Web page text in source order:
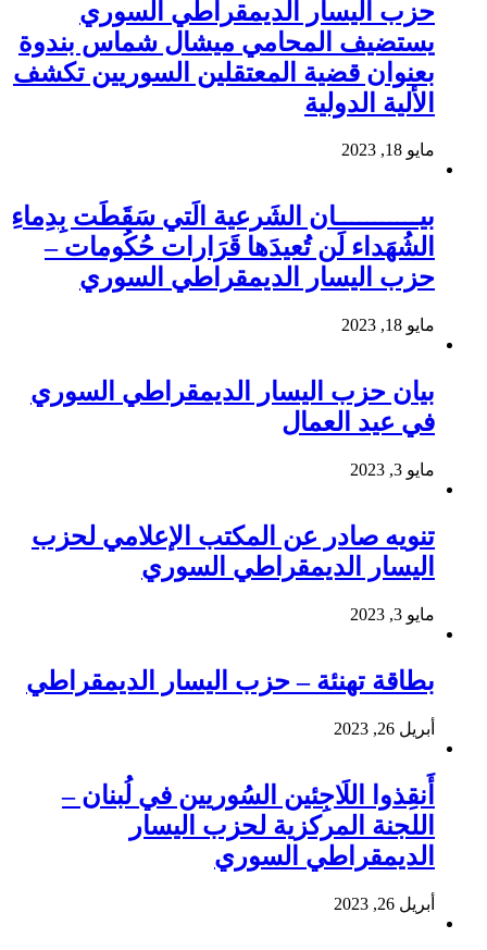
حزب اليسار الديمقراطي السوري
يستضيف المحامي ميشال شماس بندوة
بعنوان قضية المعتقلين السوريين تكشف
الألية الدولية
مايو 18, 2023
بيـــــــــــان الشَرعية الَتي سَقَطَت بِدِماءِ
الشُهَداء لَن تُعيدَها قَرَارات حُكُومات –
حزب اليسار الديمقراطي السوري
مايو 18, 2023
بيان حزب اليسار الديمقراطي السوري
في عيد العمال
مايو 3, 2023
تنويه صادر عن المكتب الإعلامي لحزب
اليسار الديمقراطي السوري
مايو 3, 2023
بطاقة تهنئة – حزب اليسار الديمقراطي
أبريل 26, 2023
أَنقِذوا اللَاجِئين السُوريين في لُبنان –
اللجنة المركزية لحزب اليسار
الديمقراطي السوري
أبريل 26, 2023